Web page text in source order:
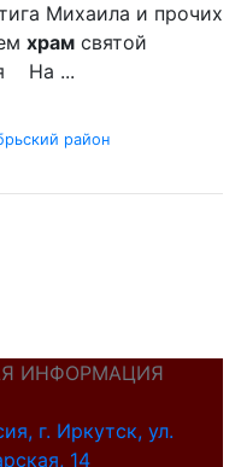
Михаила и прочих
храм святой
На ...
район
ИНФОРМАЦИЯ
г. Иркутск, ул.
14